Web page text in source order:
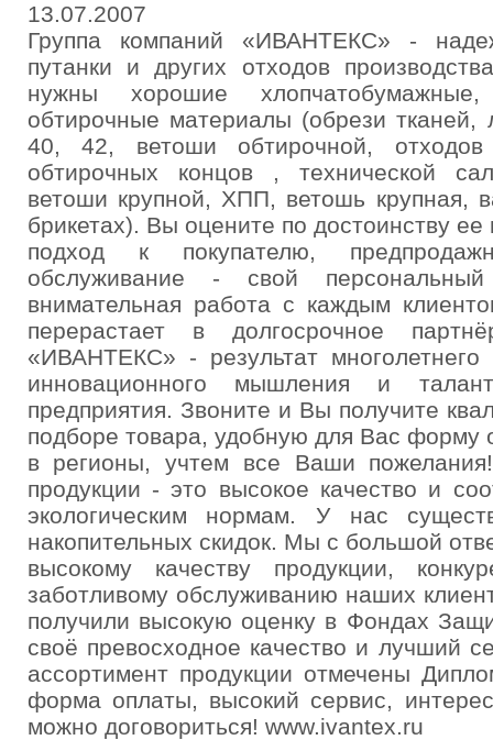
13.07.2007
Группа компаний «ИВАНТЕКС» -
путанки и других отходов
нужны хорошие
обтирочные материалы (обрези тканей,
40, 42, ветоши обтирочной, отходов
обтирочных концов , технической
ветоши крупной, ХПП, ветошь крупная,
брикетах). Вы оцените по достоинству
подход к покупателю,
обслуживание - свой
внимательная работа с каждым
перерастает в долгосрочное
«ИВАНТЕКС» - результат
инновационного мышления и
предприятия. Звоните и Вы получите
подборе товара, удобную для Вас форму
в регионы, учтем все Ваши
продукции - это высокое качество и
экологическим нормам. У нас
накопительных скидок. Мы с большой
высокому качеству продукции,
заботливому обслуживанию наших
получили высокую оценку в Фондах
своё превосходное качество и лучший
ассортимент продукции отмечены
форма оплаты, высокий сервис,
можно договориться! www.ivantex.ru